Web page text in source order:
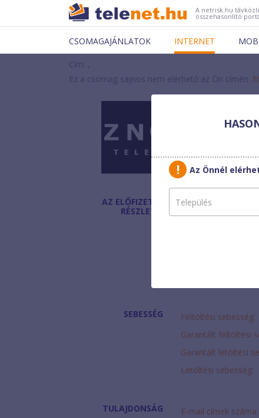
A netrisk.hu
összehasonlító
CSOMAGAJÁNLATOK INTERNET
Cím: ,
Ez a csomag sajnos nem elérhető az Ön címén.
AZ ELŐFIZETÉS
RÉSZLETEI
Havi díj
SEBESSÉG Feltöltési sebesség:
Garantált feltöltési
Garantált letöltési
Letöltési sebesség:
TULAJDONSÁG E-mail címek száma:
Az Önnél